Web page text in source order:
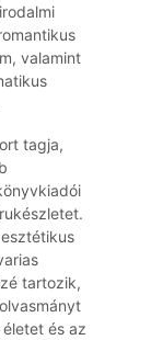
valamint
tagja,
tartozik,
és az